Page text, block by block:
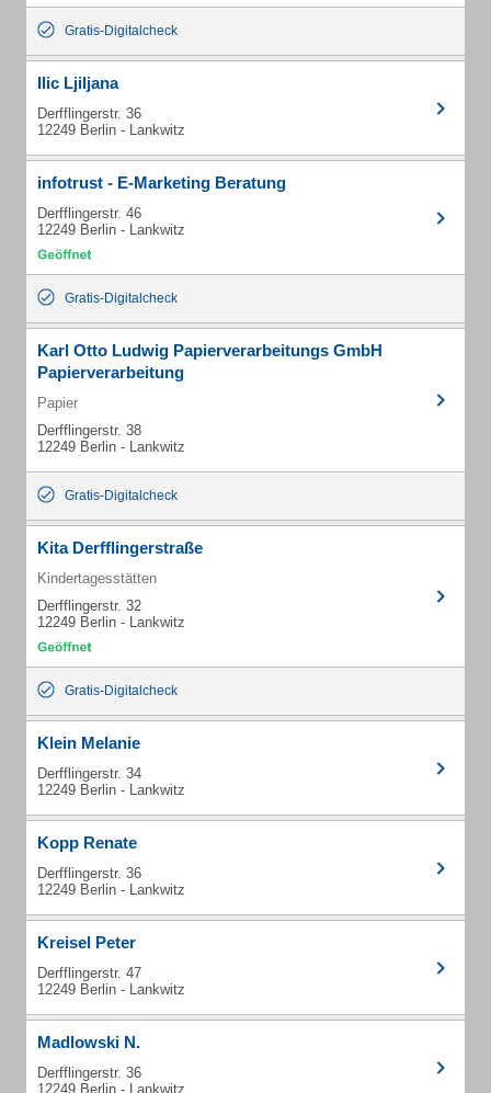
Gratis-Digitalcheck
Ilic Ljiljana
Derfflingerstr. 36
12249 Berlin - Lankwitz
infotrust - E-Marketing Beratung
Derfflingerstr. 46
12249 Berlin - Lankwitz
Gratis-Digitalcheck
Karl Otto Ludwig Papierverarbeitungs GmbH
Papierverarbeitung
Papier
Derfflingerstr. 38
12249 Berlin - Lankwitz
Gratis-Digitalcheck
Kita Derfflingerstraße
Kindertagesstätten
Derfflingerstr. 32
12249 Berlin - Lankwitz
Gratis-Digitalcheck
Klein Melanie
Derfflingerstr. 34
12249 Berlin - Lankwitz
Kopp Renate
Derfflingerstr. 36
12249 Berlin - Lankwitz
Kreisel Peter
Derfflingerstr. 47
12249 Berlin - Lankwitz
Madlowski N.
Derfflingerstr. 36
12249 Berlin - Lankwitz